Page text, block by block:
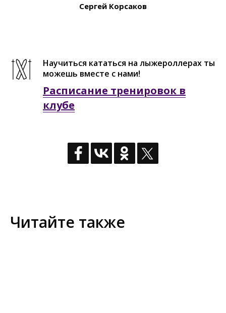
Сергей Корсаков
Научиться кататься на лыжероллерах ты
можешь вместе с нами!
Расписание тренировок в
клубе
Читайте также